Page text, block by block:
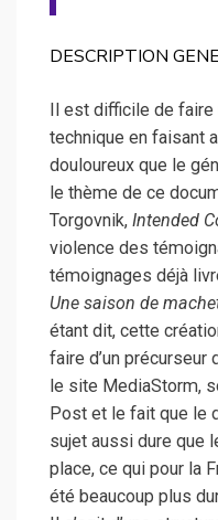
DESCRIPTION
Il est difficile de
technique en faisant
douloureux que le
le thème de ce
Torgovnik, Intended
violence des
témoignages déjà
Une saison de
étant dit, cette
faire d’un précurseur
le site MediaStorm,
Post et le fait que le
sujet aussi dure que
place, ce qui pour la
été beaucoup plus